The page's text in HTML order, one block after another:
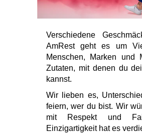
Verschiedene
AmRest geht es um
Menschen, Marken und
Zutaten, mit denen du
kannst.
Wir lieben es,
feiern, wer du bist. Wir
mit Respekt und
Einzigartigkeit hat es